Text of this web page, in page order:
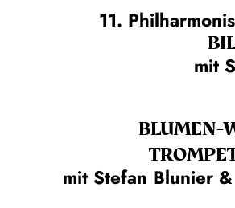
11.
mit
BLUMEN-
mit Stefan Blunier